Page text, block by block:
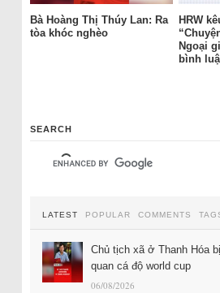
Bà Hoàng Thị Thúy Lan: Ra
tòa khóc nghèo
HRW
Ngoại
bình
SEARCH
LATEST POPULAR COMMENTS
Chủ tịch xã ở Thanh Hóa
quan cá độ world cup
06/08/2026